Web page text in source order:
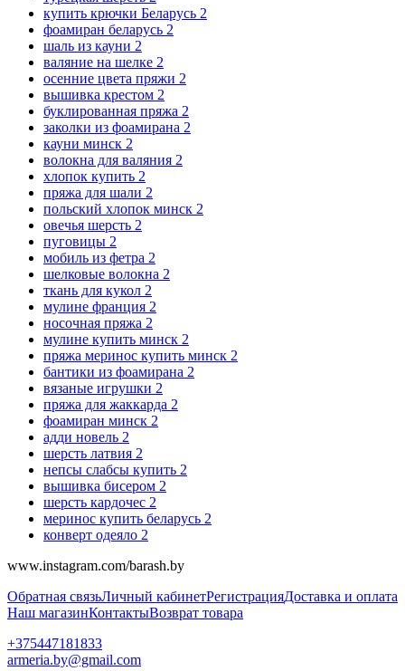
купить крючки Беларусь 2
фоамиран беларусь 2
шаль из кауни 2
валяние на шелке 2
осенние цвета пряжи 2
вышивка крестом 2
буклированная пряжа 2
заколки из фоамирана 2
кауни минск 2
волокна для валяния 2
хлопок купить 2
пряжа для шали 2
польский хлопок минск 2
овечья шерсть 2
пуговицы 2
мобиль из фетра 2
шелковые волокна 2
ткань для кукол 2
мулине франция 2
носочная пряжа 2
мулине купить минск 2
пряжа меринос купить минск 2
бантики из фоамирана 2
вязаные игрушки 2
пряжа для жаккарда 2
фоамиран минск 2
адди новель 2
шерсть латвия 2
непсы слабсы купить 2
вышивка бисером 2
шерсть кардочес 2
меринос купить беларусь 2
конверт одеяло 2
www.instagram.com/barash.by
Обратная связьЛичный кабинетРегистрацияДоставка и оплата
Наш магазинКонтактыВозврат товара
+375447181833
armeria.by@gmail.com